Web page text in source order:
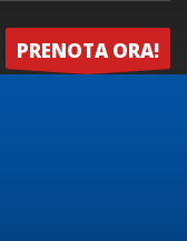
PRENOTA ORA!